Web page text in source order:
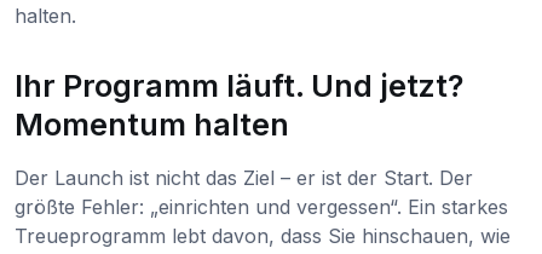
halten.
Ihr Programm läuft. Und jetzt?
Momentum halten
Der Launch ist nicht das Ziel – er ist der Start. Der
größte Fehler: „einrichten und vergessen“. Ein starkes
Treueprogramm lebt davon, dass Sie hinschauen, wie